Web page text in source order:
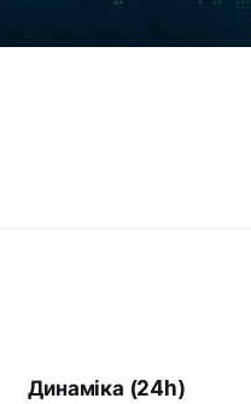
Динаміка (24h)